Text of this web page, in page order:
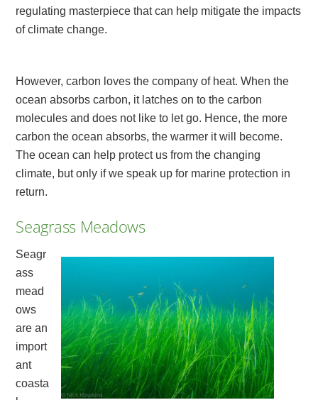
regulating masterpiece that can help mitigate the impacts
of climate change.
However, carbon loves the company of heat. When the
ocean absorbs carbon, it latches on to the carbon
molecules and does not like to let go. Hence, the more
carbon the ocean absorbs, the warmer it will become.
The ocean can help protect us from the changing
climate, but only if we speak up for marine protection in
return.
Seagrass Meadows
Seagr
ass
mead
ows
are an
import
ant
coasta